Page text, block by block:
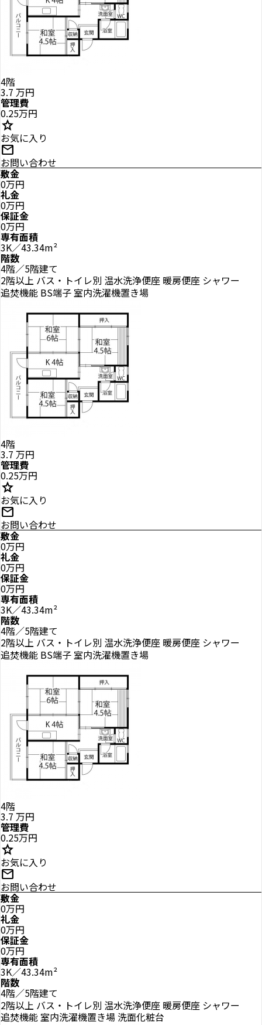
4階
3.7 万円
管理費
0.25万円
star
お気に入り
mail
お問い合わせ
敷金
0万円
礼金
0万円
保証金
0万円
専有面積
3K／43.34m²
階数
4階／5階建て
2階以上 バス・トイレ別 温水洗浄便座 暖房便座 シャワー
追焚機能 BS端子室内洗濯機置き場
4階
3.7 万円
管理費
0.25万円
star
お気に入り
mail
お問い合わせ
敷金
0万円
礼金
0万円
保証金
0万円
専有面積
3K／43.34m²
階数
4階／5階建て
2階以上 バス・トイレ別 温水洗浄便座 暖房便座 シャワー
追焚機能 BS端子室内洗濯機置き場
4階
3.7 万円
管理費
0.25万円
star
お気に入り
mail
お問い合わせ
敷金
0万円
礼金
0万円
保証金
0万円
専有面積
3K／43.34m²
階数
4階／5階建て
2階以上 バス・トイレ別 温水洗浄便座 暖房便座 シャワー
追焚機能室内洗濯機置き場 洗面化粧台